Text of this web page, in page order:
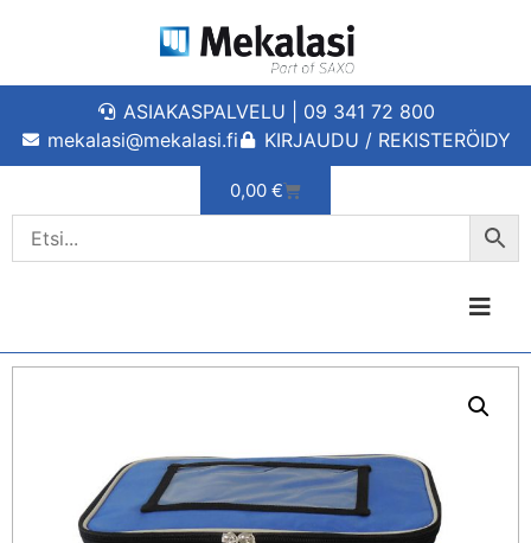
ASIAKASPALVELU | 09 341 72 800
mekalasi@mekalasi.fi
KIRJAUDU / REKISTERÖIDY
0,00 €